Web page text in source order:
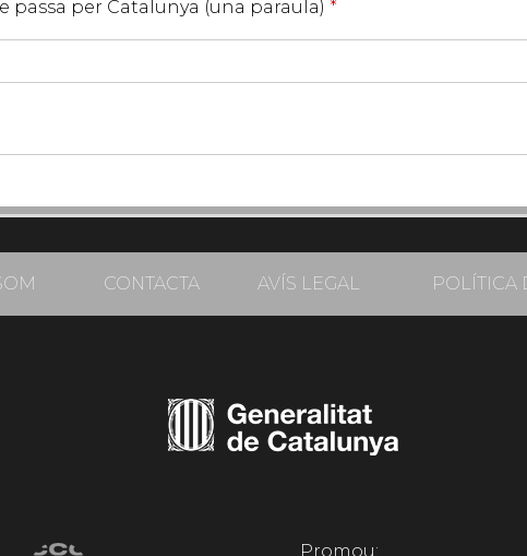
per Catalunya (una paraula) *
CONTACTA AVÍS LEGAL POLÍTICA
Promou: